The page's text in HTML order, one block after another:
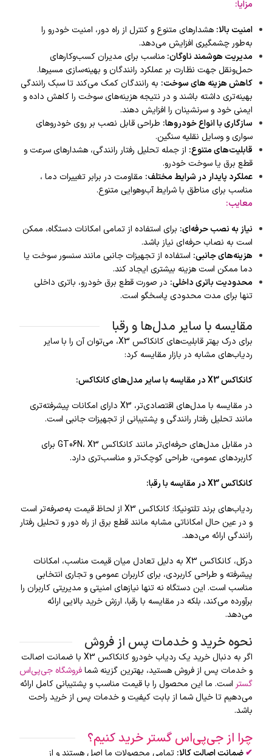
مزایا:
امنیت بالا: هشدارهای متنوع و کنترل از راه دور، امنیت خودرو را
به‌طور چشمگیری افزایش می‌دهد.
مدیریت هوشمند ناوگان: مناسب برای مدیران کسب‌وکارهای
حمل‌ونقل جهت نظارت بر عملکرد رانندگان و بهینه‌سازی مسیرها.
کاهش هزینه
: به رانندگان کمک می‌کند تا سبک رانندگی
بهینه‌تری داشته باشند و در نتیجه هزینه‌های سوخت را کاهش داده و
ایمنی خود و سرنشینان را افزایش دهند.
سازگاری با انواع خودروها: طراحی قابل نصب بر روی خودروهای
سواری و وسایل نقلیه سنگین.
قابلیت‌های متنوع: از جمله تحلیل رفتار رانندگی، هشدارهای سرعت و
قطع برق یا سوخت خودرو.
عملکرد پایدار در شرایط مختلف: مقاومت در برابر تغییرات دما ،
مناسب برای مناطق با شرایط آب‌وهوایی متنوع.
معایب:
نیاز به نصب حرفه‌ای: برای استفاده از تمامی امکانات دستگاه، ممکن
است به نصاب حرفه‌ای نیاز باشد.
هزینه‌های جانبی: استفاده از تجهیزات جانبی مانند سنسور سوخت یا
دما ممکن است هزینه بیشتری ایجاد کند.
محدودیت باتری داخلی: در صورت قطع برق خودرو، باتری داخلی
تنها برای مدت محدودی پاسخگو است.
مقایسه با سایر مدل‌ها و رقبا
برای درک بهتر قابلیت‌های کانکاکس X3، می‌توان آن را با سایر
ردیاب‌های مشابه در بازار مقایسه کرد:
کانکاکس X3 در مقایسه با سایر مدل‌های کانکاکس:
در مقایسه با مدل‌های اقتصادی‌تر، X3 دارای امکانات پیشرفته‌تری
مانند تحلیل رفتار رانندگی و پشتیبانی از تجهیزات جانبی است.
در مقابل مدل‌های حرفه‌ای‌تر مانند کانکاکس GT06N، X3 برای
کاربردهای عمومی، طراحی کوچک‌تر و مناسب‌تری دارد.
کانکاکس X3 در مقایسه با رقبا:
ردیاب‌های برند تلتونیکا: کانکاکس X3 از لحاظ قیمت به‌صرفه‌تر است
و در عین حال امکاناتی مشابه مانند قطع برق از راه دور و تحلیل رفتار
رانندگی ارائه می‌دهد.
درکل، کانکاکس X3 به دلیل تعادل میان قیمت مناسب، امکانات
پیشرفته و طراحی کاربردی، برای کاربران عمومی و تجاری انتخابی
مناسب است. این دستگاه نه تنها نیازهای امنیتی و مدیریتی کاربران را
برآورده می‌کند، بلکه در مقایسه با رقبا، ارزش خرید بالایی ارائه
می‌دهد.
نحوه خرید و خدمات پس از فروش
اگر به دنبال خرید یک ردیاب خودرو کانکاکس X3 با ضمانت اصالت
و خدمات پس از فروش هستید، بهترین گزینه شمافروشگاه جی‌پی‌اس
گستر است. ما این محصول را با قیمت مناسب و پشتیبانی کامل ارائه
می‌دهیم تا خیال شما از بابت کیفیت و خدمات پس از خرید راحت
باشد.
چرا از جی‌پی‌اس گستر خرید کنیم؟
✔ضمانت اصالت کالا: تمامی محصولات ما اصل هستند و از